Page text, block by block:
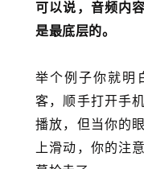
可以说，音频内
是最底层的。
举个例子你就明
客，顺手打开手
播放，但当你的
上滑动，你的注